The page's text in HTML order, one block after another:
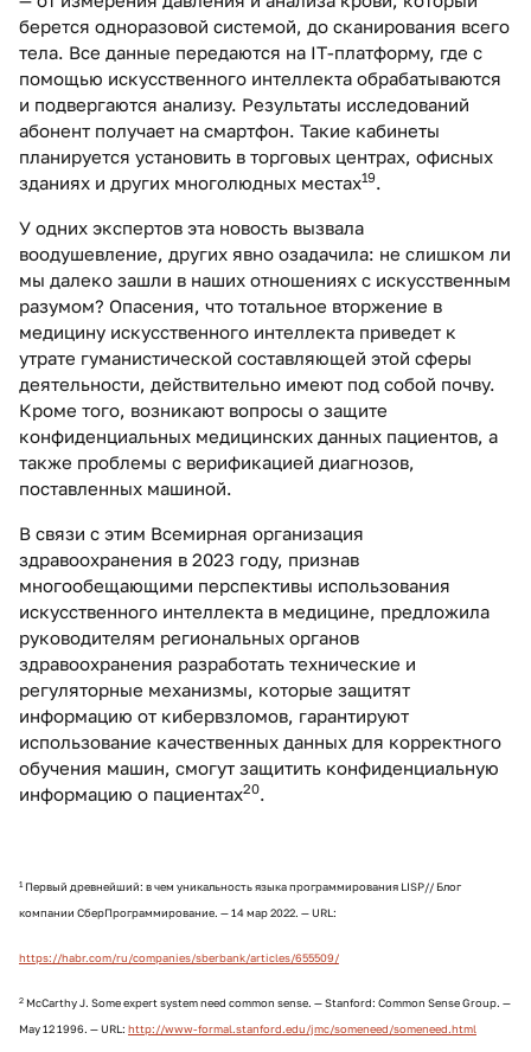
берется одноразовой системой, до сканирования всего
тела. Все данные передаются на IT-платформу, где с
помощью искусственного интеллекта обрабатываются
и подвергаются анализу. Результаты исследований
абонент получает на смартфон. Такие кабинеты
планируется установить в торговых центрах, офисных
зданиях и других многолюдных местах19.
У одних экспертов эта новость вызвала
воодушевление, других явно озадачила: не слишком ли
мы далеко зашли в наших отношениях с искусственным
разумом? Опасения, что тотальное вторжение в
медицину искусственного интеллекта приведет к
утрате гуманистической составляющей этой сферы
деятельности, действительно имеют под собой почву.
Кроме того, возникают вопросы о защите
конфиденциальных медицинских данных пациентов, а
также проблемы с верификацией диагнозов,
поставленных машиной.
В связи с этим Всемирная организация
здравоохранения в 2023 году, признав
многообещающими перспективы использования
искусственного интеллекта в медицине, предложила
руководителям региональных органов
здравоохранения разработать технические и
регуляторные механизмы, которые защитят
информацию от кибервзломов, гарантируют
использование качественных данных для корректного
обучения машин, смогут защитить конфиденциальную
информацию о пациентах20.
1Первый древнейший: в чем уникальность языка программирования LISP// Блог
компании СберПрограммирование. — 14 мар 2022. — URL:
https://habr.com/ru/companies/sberbank/articles/655509/
2 McCarthy J. Some expert system need common sense. — Stanford: Common Sense Group. —
May 12 1996. — URL: http://www-formal.stanford.edu/jmc/someneed/someneed.html